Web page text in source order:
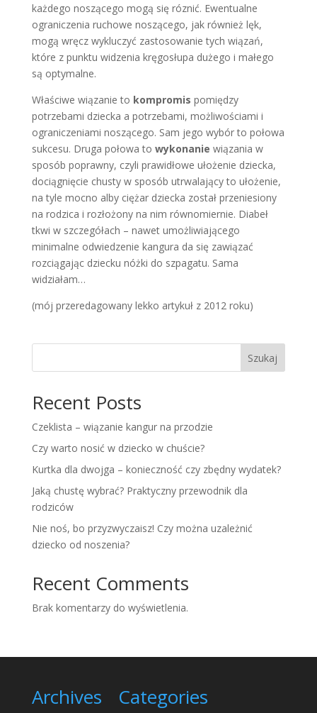
każdego noszącego mogą się róznić. Ewentualne
ograniczenia ruchowe noszącego, jak również lęk,
mogą wręcz wykluczyć zastosowanie tych wiązań,
które z punktu widzenia kręgosłupa dużego i małego
są optymalne.
Właściwe wiązanie to kompromis pomiędzy
potrzebami dziecka a potrzebami, możliwościami i
ograniczeniami noszącego. Sam jego wybór to połowa
sukcesu. Druga połowa to wykonanie wiązania w
sposób poprawny, czyli prawidłowe ułożenie dziecka,
dociągnięcie chusty w sposób utrwalający to ułożenie,
na tyle mocno alby ciężar dziecka został przeniesiony
na rodzica i rozłożony na nim równomiernie. Diabeł
tkwi w szczegółach – nawet umożliwiającego
minimalne odwiedzenie kangura da się zawiązać
rozciągając dziecku nóżki do szpagatu. Sama
widziałam…
(mój przeredagowany lekko artykuł z 2012 roku)
Szukaj
Recent Posts
Czeklista – wiązanie kangur na przodzie
Czy warto nosić w dziecko w chuście?
Kurtka dla dwojga – konieczność czy zbędny wydatek?
Jaką chustę wybrać? Praktyczny przewodnik dla
rodziców
Nie noś, bo przyzwyczaisz! Czy można uzależnić
dziecko od noszenia?
Recent Comments
Brak komentarzy do wyświetlenia.
Archives Categories